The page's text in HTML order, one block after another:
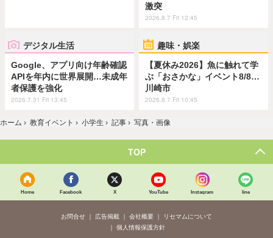
激突
2026.8.7 Fri 12:45
デジタル生活
Google、アプリ向け年齢確認
APIを年内に世界展開…未成年
者保護を強化
2026.7.31 Fri 13:45
趣味・娯楽
【夏休み2026】魚に触れて学
ぶ「おさかな」イベント8/8…
川崎市
2026.8.7 Fri 10:45
ホーム › 教育イベント › 小学生 › 記事 › 写真・画像
TOP
Home Facebook X YouTube Instagram line
お問合せ 広告掲載 会社概要
リセマムについて
個人情報保護方針